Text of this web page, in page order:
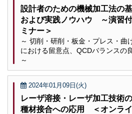
設計者のための機械加工法の
および実践ノウハウ ～演習
ミナー＞
～ 切削・研削・板金・プレス・曲
における留意点、QCDバランスの
～
2024年01月09日(火)
レーザ溶接・レーザ加工技術
種材接合への応用 ＜オンラ